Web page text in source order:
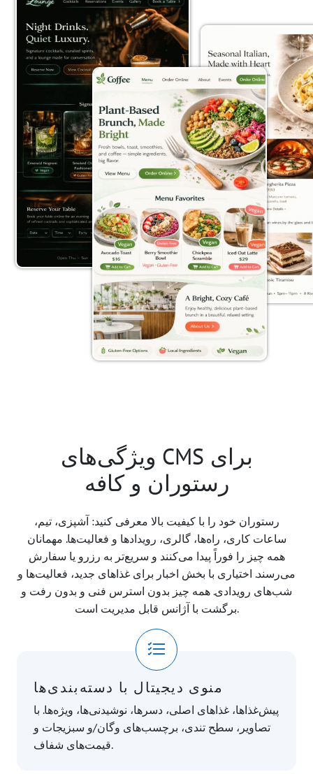
ویژگی‌های CMS برای
رستوران و کافه
رستوران خود را با کیفیت بالا معرفی کنید: آشپزی، تیم،
ساعات کاری، راه‌ها، گالری، رویدادها و فعالیت‌ها. مهمانان
همه چیز را فوراً پیدا می‌کنند و سریع‌تر به رزرو یا سفارش
می‌رسند. اختیاری با بخش اخبار برای غذاهای جدید، فعالیت‌ها و
شب‌های رویدادی. همه چیز بدون استرس فنی و بدون رفت و
برگشت با آژانس قابل مدیریت است.
منوی دیجیتال با دسته‌بندی‌ها
پیش‌غذاها، غذاهای اصلی، دسرها، نوشیدنی‌ها، ویژه‌ها. با
تصاویر، سطح تندی، برچسب‌های وگان/و سبزیجات و
قیمت‌های شفاف.